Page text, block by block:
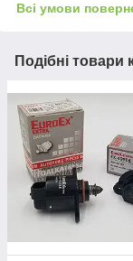
Всі умови
Подібні товари